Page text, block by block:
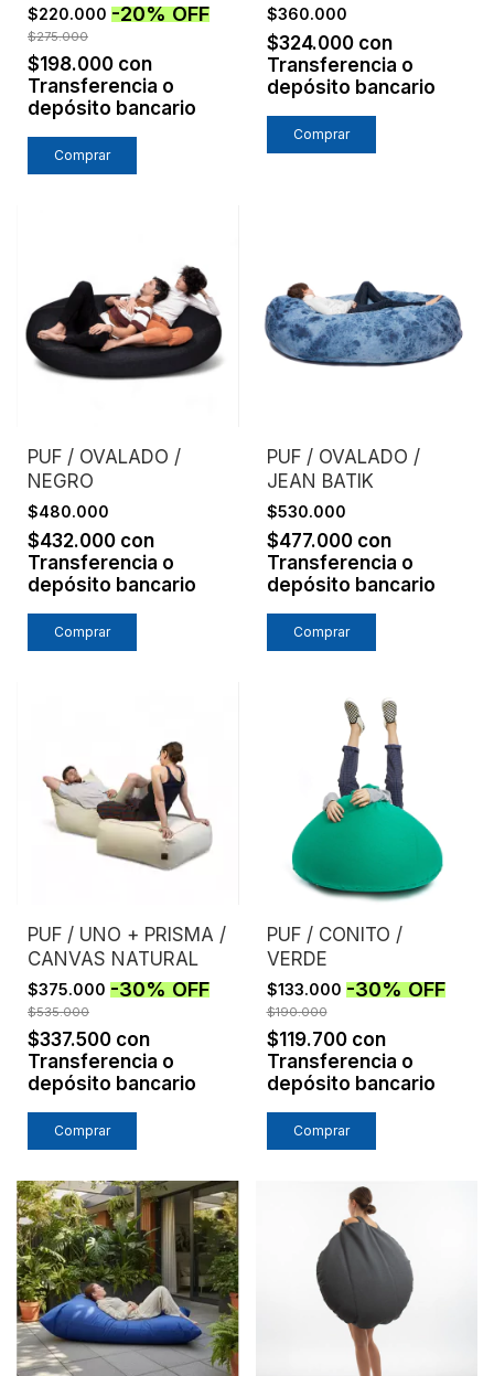
$220.000 -20%OFF
$275.000
$198.000 con
Transferencia o
depósito bancario
$360.000
$324.000 con
Transferencia o
depósito bancario
PUF / OVALADO /
NEGRO
$480.000
$432.000 con
Transferencia o
depósito bancario
PUF / OVALADO /
JEAN BATIK
$530.000
$477.000 con
Transferencia o
depósito bancario
PUF / UNO + PRISMA /
CANVAS NATURAL
$375.000 -30%OFF
$535.000
$337.500 con
Transferencia o
depósito bancario
PUF / CONITO /
VERDE
$133.000 -30%OFF
$190.000
$119.700 con
Transferencia o
depósito bancario